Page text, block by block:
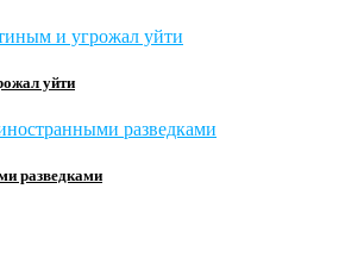
уйти
разведками